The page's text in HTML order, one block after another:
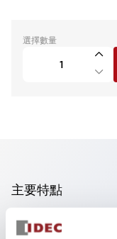
選擇數量
主要特點
可進行集合密著